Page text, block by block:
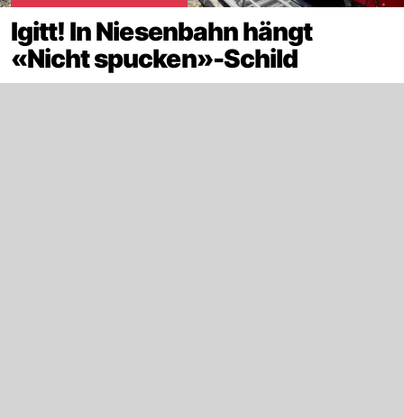
Igitt! In Niesenbahn hängt
«Nicht spucken»-Schild